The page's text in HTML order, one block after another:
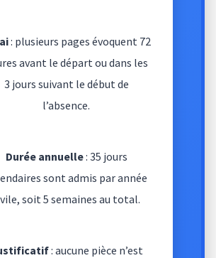
: plusieurs pages évoquent 72
avant le départ ou dans les
3 jours suivant le début de
l’absence.
Durée annuelle: 35 jours
sont admis par année
soit 5 semaines au total.
: aucune pièce n’est